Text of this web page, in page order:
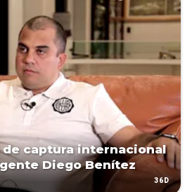
captura internacional
Diego Benítez
36D